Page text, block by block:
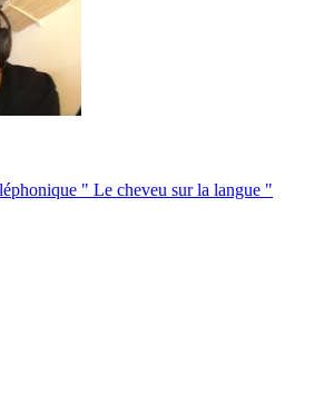
" Le cheveu sur la langue "